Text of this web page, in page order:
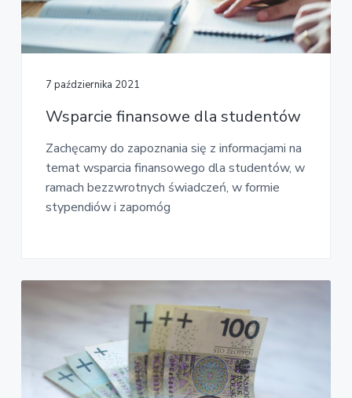
7 października 2021
Wsparcie finansowe dla studentów
Zachęcamy do zapoznania się z informacjami na
temat wsparcia finansowego dla studentów, w
ramach bezzwrotnych świadczeń, w formie
stypendiów i zapomóg